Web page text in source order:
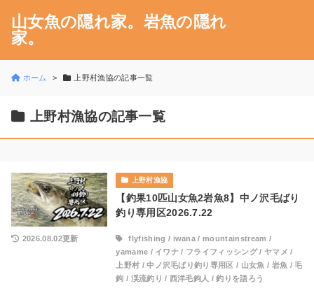
山女魚の隠れ家。岩魚の隠れ
家。
ホーム 上野村漁協の記事一覧
上野村漁協の記事一覧
上野村漁協
【釣果10匹山女魚2岩魚8】中ノ沢毛ばり
釣り専用区2026.7.22
2026.08.02更新 flyfishing / iwana /mountainstream /
yamame / イワナ / フライフィッシング/ ヤマメ /
上野村 /中ノ沢毛ばり釣り専用区 / 山女魚 / 岩魚 /毛
鉤 / 渓流釣り / 西洋毛鉤人 /釣りを語ろう